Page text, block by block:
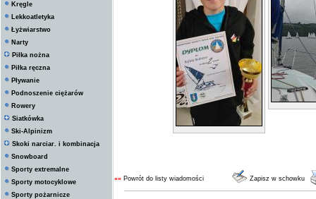
Kręgle
Lekkoatletyka
Łyżwiarstwo
Narty
Piłka nożna
Piłka ręczna
Pływanie
Podnoszenie ciężarów
Rowery
Siatkówka
Ski-Alpinizm
Skoki narciar. i kombinacja
Snowboard
Sporty extremalne
Sporty motocyklowe
Sporty pożarnicze
«« Powrót do listy wiadomości Zapisz w schowku